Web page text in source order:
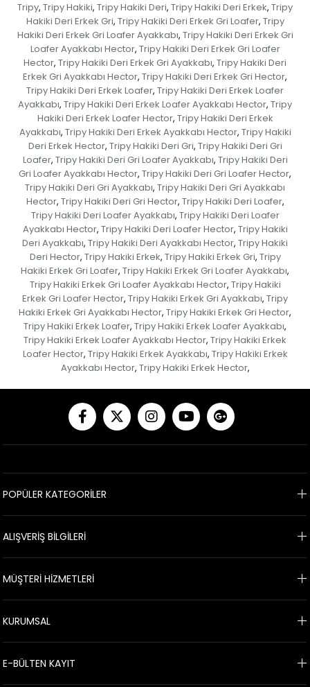
Tripy, Tripy Hakiki, Tripy Hakiki Deri, Tripy Hakiki Deri Erkek, Tripy
Hakiki Deri Erkek Gri, Tripy Hakiki Deri Erkek Gri Loafer, Tripy
Hakiki Deri Erkek Gri Loafer Ayakkabı, Tripy Hakiki Deri Erkek Gri
Loafer Ayakkabı Hector, Tripy Hakiki Deri Erkek Gri Loafer
Hector, Tripy Hakiki Deri Erkek Gri Ayakkabı, Tripy Hakiki Deri
Erkek Gri Ayakkabı Hector, Tripy Hakiki Deri Erkek Gri Hector,
Tripy Hakiki Deri Erkek Loafer, Tripy Hakiki Deri Erkek Loafer
Ayakkabı, Tripy Hakiki Deri Erkek Loafer Ayakkabı Hector, Tripy
Hakiki Deri Erkek Loafer Hector, Tripy Hakiki Deri Erkek
Ayakkabı, Tripy Hakiki Deri Erkek Ayakkabı Hector, Tripy Hakiki
Deri Erkek Hector, Tripy Hakiki Deri Gri, Tripy Hakiki Deri Gri
Loafer, Tripy Hakiki Deri Gri Loafer Ayakkabı, Tripy Hakiki Deri
Gri Loafer Ayakkabı Hector, Tripy Hakiki Deri Gri Loafer Hector,
Tripy Hakiki Deri Gri Ayakkabı, Tripy Hakiki Deri Gri Ayakkabı
Hector, Tripy Hakiki Deri Gri Hector, Tripy Hakiki Deri Loafer,
Tripy Hakiki Deri Loafer Ayakkabı, Tripy Hakiki Deri Loafer
Ayakkabı Hector, Tripy Hakiki Deri Loafer Hector, Tripy Hakiki
Deri Ayakkabı, Tripy Hakiki Deri Ayakkabı Hector, Tripy Hakiki
Deri Hector, Tripy Hakiki Erkek, Tripy Hakiki Erkek Gri, Tripy
Hakiki Erkek Gri Loafer, Tripy Hakiki Erkek Gri Loafer Ayakkabı,
Tripy Hakiki Erkek Gri Loafer Ayakkabı Hector, Tripy Hakiki
Erkek Gri Loafer Hector, Tripy Hakiki Erkek Gri Ayakkabı, Tripy
Hakiki Erkek Gri Ayakkabı Hector, Tripy Hakiki Erkek Gri Hector,
Tripy Hakiki Erkek Loafer, Tripy Hakiki Erkek Loafer Ayakkabı,
Tripy Hakiki Erkek Loafer Ayakkabı Hector, Tripy Hakiki Erkek
Loafer Hector, Tripy Hakiki Erkek Ayakkabı, Tripy Hakiki Erkek
Ayakkabı Hector, Tripy Hakiki Erkek Hector,
POPÜLER KATEGORİLER
ALIŞVERİŞ BİLGİLERİ
MÜŞTERİ HİZMETLERİ
KURUMSAL
E-BÜLTEN KAYIT